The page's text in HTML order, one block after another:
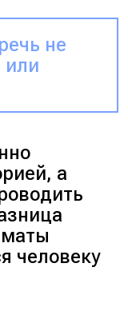
не
или
а
человеку